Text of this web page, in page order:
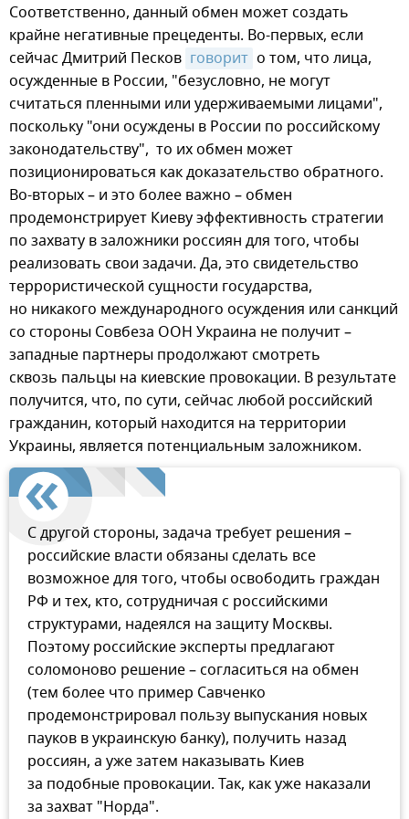
Соответственно, данный обмен может создать
крайне негативные прецеденты. Во-первых, если
сейчас Дмитрий Песков говорит о том, что лица,
осужденные в России, "безусловно, не могут
считаться пленными или удерживаемыми лицами",
поскольку "они осуждены в России по российскому
законодательству", то их обмен может
позиционироваться как доказательство обратного.
Во-вторых – и это более важно – обмен
продемонстрирует Киеву эффективность стратегии
по захвату в заложники россиян для того, чтобы
реализовать свои задачи. Да, это свидетельство
террористической сущности государства,
но никакого международного осуждения или санкций
со стороны Совбеза ООН Украина не получит –
западные партнеры продолжают смотреть
сквозь пальцы на киевские провокации. В результате
получится, что, по сути, сейчас любой российский
гражданин, который находится на территории
Украины, является потенциальным заложником.
С другой стороны, задача требует решения –
российские власти обязаны сделать все
возможное для того, чтобы освободить граждан
РФ и тех, кто, сотрудничая с российскими
структурами, надеялся на защиту Москвы.
Поэтому российские эксперты предлагают
соломоново решение – согласиться на обмен
(тем более что пример Савченко
продемонстрировал пользу выпускания новых
пауков в украинскую банку), получить назад
россиян, а уже затем наказывать Киев
за подобные провокации. Так, как уже наказали
за захват "Норда".